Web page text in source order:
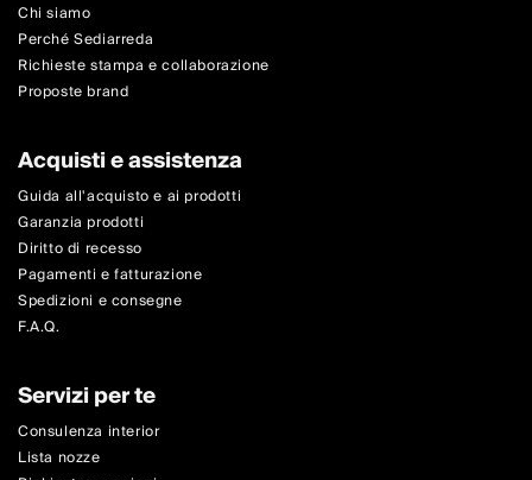
Chi siamo
Perché Sediarreda
Richieste stampa e collaborazione
Proposte brand
Acquisti e assistenza
Guida all'acquisto e ai prodotti
Garanzia prodotti
Diritto di recesso
Pagamenti e fatturazione
Spedizioni e consegne
F.A.Q.
Servizi per te
Consulenza interior
Lista nozze